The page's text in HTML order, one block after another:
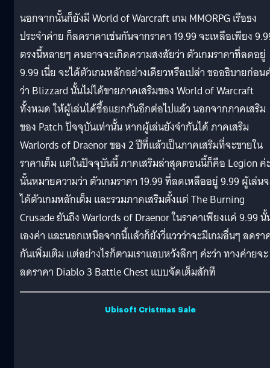
นอกจากนั้นก็ยังมี World of Warcraft เกม MMORPG เรือธง
ประจำค่าย ก็ลดราคาเช่นกันจากราคา 19.99 จะเหลือเพียง
ตรงนี้หลายๆ คนอาจจะเกิดความสงสัยว่า ตัวเกมราคาที่ลดอยู่
9.99 เนี่ย จะได้ตัวเกมหลักอย่างเดียวหรือเปล่า ขออธิบายก่อน
ว่า Blizzard นั้นไม่ได้ขายภาคเสริมของ World of Warcraft
ทั้งหมด ให้ผู้เล่นได้ชื้อแยกกันอีกต่อไปแล้ว นอกจากภาคเสริม
ของ Patch ปัจจุบันเท่านั้น หากผู้เล่นยังจำกันได้ ภาคเสริม
Warlords of Draenor ของ 2 ปีที่แล้วเป็นภาคเสริมที่จะขายใน
ราคาเต็ม แต่ในปัจจุบันนี้ ภาคเสริมล่าสุดตอนนี้ก็คือ Legion ค่
นั้นหมายความว่า ตัวเกมราคา 19.99 ที่ลดเหลืออยู่ 9.99 ผู้เล่น
ได้ตัวเกมหลักเต็ม และรวมภาคเสริมตั้งแต่ The Burning
Crusade ยันถึง Warlords of Draenor ในราคาเพียงแค่ 9.99
เองค่า และนอกเหนือจากนี้แล้วก็ยังวี่แววว่าจะมีเกมอื่นๆ ลดรา
กันเพิ่มเติม แต่อย่างไรก็ตามเราแอบหวังลึกๆ ค่ะว่า ทางค่ายจะ
ลดราคา Diablo 3 Battle Chest แบบจัดเต็มสักที
Ubisoft Cristmas Sale